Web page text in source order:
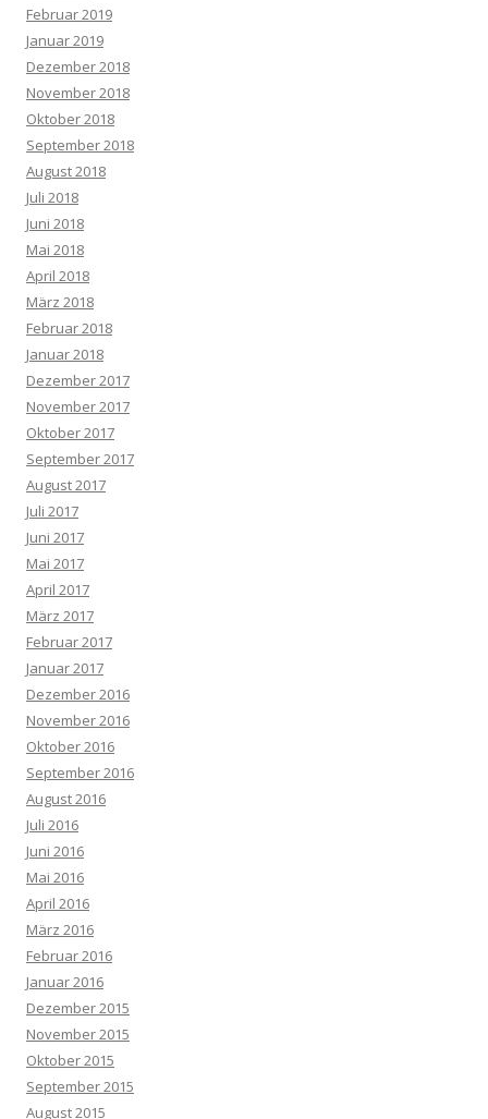
Februar 2019
Januar 2019
Dezember 2018
November 2018
Oktober 2018
September 2018
August 2018
Juli 2018
Juni 2018
Mai 2018
April 2018
März 2018
Februar 2018
Januar 2018
Dezember 2017
November 2017
Oktober 2017
September 2017
August 2017
Juli 2017
Juni 2017
Mai 2017
April 2017
März 2017
Februar 2017
Januar 2017
Dezember 2016
November 2016
Oktober 2016
September 2016
August 2016
Juli 2016
Juni 2016
Mai 2016
April 2016
März 2016
Februar 2016
Januar 2016
Dezember 2015
November 2015
Oktober 2015
September 2015
August 2015